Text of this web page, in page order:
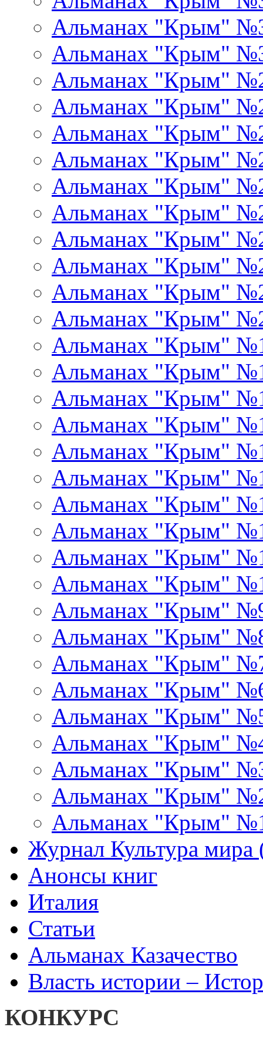
Альманах "Крым"
Альманах "Крым"
Альманах "Крым"
Альманах "Крым"
Альманах "Крым"
Альманах "Крым"
Альманах "Крым"
Альманах "Крым"
Альманах "Крым"
Альманах "Крым"
Альманах "Крым"
Альманах "Крым"
Альманах "Крым"
Альманах "Крым"
Альманах "Крым"
Альманах "Крым"
Альманах "Крым"
Альманах "Крым"
Альманах "Крым"
Альманах "Крым"
Альманах "Крым"
Альманах "Крым"
Альманах "Крым"
Альманах "Крым"
Альманах "Крым"
Альманах "Крым"
Альманах "Крым"
Альманах "Крым"
Альманах "Крым"
Альманах "Крым"
Альманах "Крым"
Журнал Культура
Анонсы книг
Италия
Статьи
Альманах Казачество
Власть истории –
КОНКУРС